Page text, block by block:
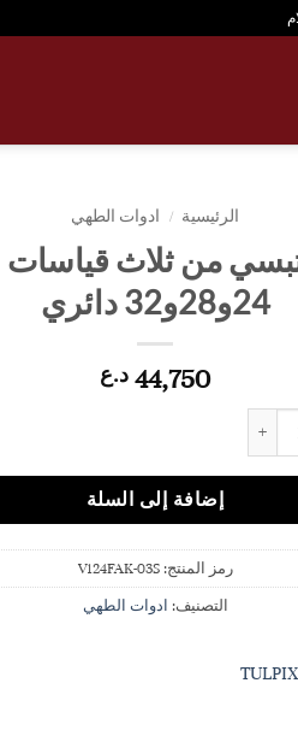
الرئيسية / ادوات الطهي
من ثلاث قياسات
24و28و32 دائري
44,750 د.ع
إضافة إلى السلة
رمز المنتج:V124FAK-03S
التصنيف: ادوات الطهي
TULPIX